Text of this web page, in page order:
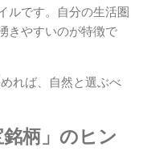
ルです。自分の生活圏
きやすいのが特徴で
れば、自然と選ぶべ
柄」のヒン